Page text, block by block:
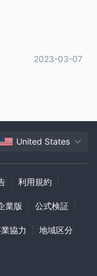
2023-03-07
United States
利用規約
業版 公式検証
協力 地域区分